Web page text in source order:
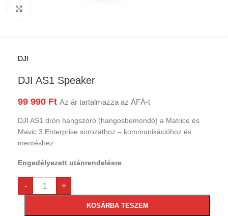
DJI
DJI AS1 Speaker
99 990 Ft Az ár tartalmazza az ÁFÁ-t
DJI AS1 drón hangszóró (hangosbemondó) a Matrice és
Mavic 3 Enterprise sorozathoz – kommunikációhoz és
mentéshez.
Engedélyezett utánrendelésre
- +
KOSÁRBA TESZEM